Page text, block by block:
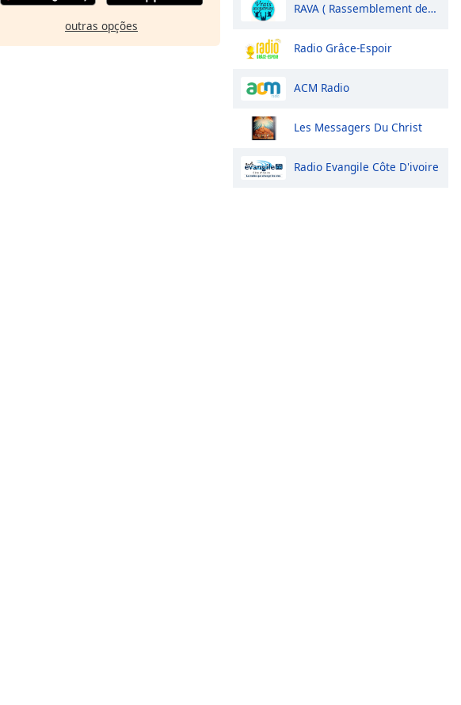
outras opções
RAVA ( Rassemblement des Vrais Adorateurs)
Radio Grâce-Espoir
ACM Radio
Les Messagers Du Christ
Radio Evangile Côte D'ivoire